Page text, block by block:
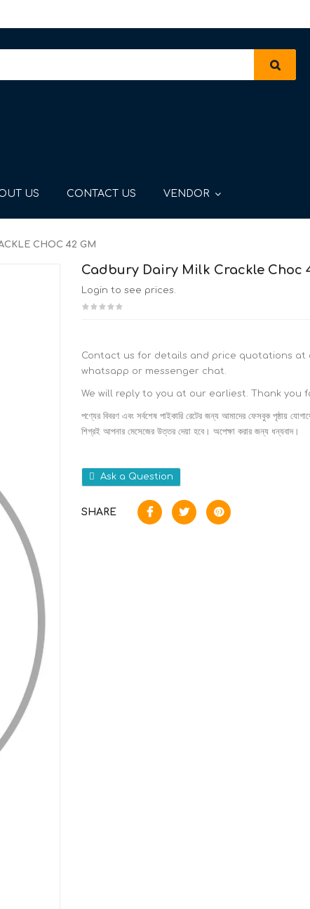
US CONTACT US VENDOR
CHOC 42 GM
Cadbury Dairy Milk Crackle Choc
Login to see prices.
Contact us for details and price quotations
whatsapp or messenger chat.
We will reply to you at our earliest. Thank you
পণ্যের বিবরণ এবং সর্বশেষ পাইকারি রেটের জন্য আমাদের ফেসবুক পৃষ্ঠায়
শিগ্রই আপনার মেসেজের উত্তর দেয়া হবে। অপেক্ষা করার জন্য ধন্যবাদ।
Ask a Question
SHARE